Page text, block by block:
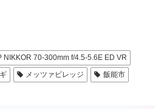
NIKKOR 70-300mm f/4.5-5.6E ED VR
メッツァビレッジ 飯能市